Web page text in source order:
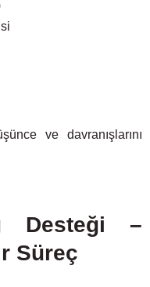
ve davranışlarını
Desteği –
Süreç